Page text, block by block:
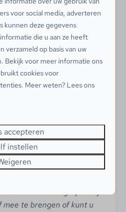
is slechts toegestaan op
1 auto parkeren. De
kunnen op de algemene
is niet toegestaan de
met stroom uit de
standaard inbegrepen bij uw
te brengen of kunt u
voor social media, adverteren
kunnen deze gegevens
die u aan ze heeft
verzameld op basis van uw
Bekijk voor meer informatie ons
cookies voor
Meer weten? Lees ons
accepteren
instellen